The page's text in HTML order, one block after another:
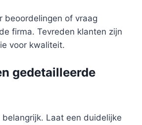
beoordelingen of vraag
firma. Tevreden klanten zijn
voor kwaliteit.
gedetailleerde
Laat een duidelijke